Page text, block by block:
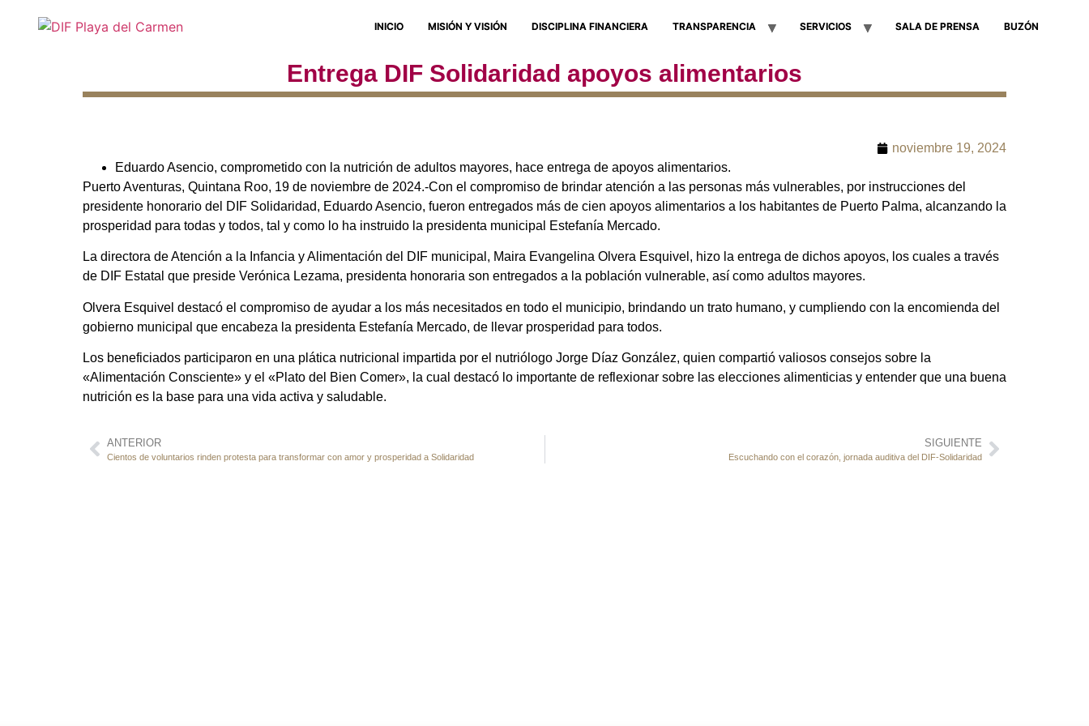
INICIO MISIÓN Y VISIÓN DISCIPLINA FINANCIERA TRANSPARENCIA SERVICIOS SALA DE PRENSA BUZÓN
Entrega DIF Solidaridad apoyos alimentarios
noviembre 19, 2024
Eduardo Asencio, comprometido con la nutrición de adultos mayores, hace entrega de apoyos alimentarios.
Puerto Aventuras, Quintana Roo, 19 de noviembre de 2024.-Con el compromiso de brindar atención a las personas más vulnerables, por instrucciones del
presidente honorario del DIF Solidaridad, Eduardo Asencio, fueron entregados más de cien apoyos alimentarios a los habitantes de Puerto Palma, alcanzando la
prosperidad para todas y todos, tal y como lo ha instruido la presidenta municipal Estefanía Mercado.
La directora de Atención a la Infancia y Alimentación del DIF municipal, Maira Evangelina Olvera Esquivel, hizo la entrega de dichos apoyos, los cuales a través
de DIF Estatal que preside Verónica Lezama, presidenta honoraria son entregados a la población vulnerable, así como adultos mayores.
Olvera Esquivel destacó el compromiso de ayudar a los más necesitados en todo el municipio, brindando un trato humano, y cumpliendo con la encomienda del
gobierno municipal que encabeza la presidenta Estefanía Mercado, de llevar prosperidad para todos.
Los beneficiados participaron en una plática nutricional impartida por el nutriólogo Jorge Díaz González, quien compartió valiosos consejos sobre la
«Alimentación Consciente» y el «Plato del Bien Comer», la cual destacó lo importante de reflexionar sobre las elecciones alimenticias y entender que una buena
nutrición es la base para una vida activa y saludable.
ANTERIOR
Cientos de voluntarios rinden protesta para transformar con amor y prosperidad a Solidaridad
SIGUIENTE
Escuchando con el corazón, jornada auditiva del DIF-Solidaridad